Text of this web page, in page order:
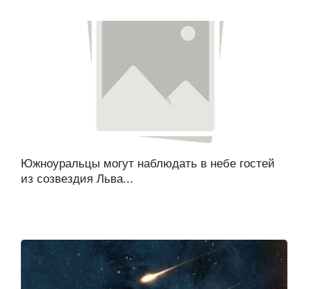
Южноуральцы могут наблюдать в небе гостей
из созвездия Льва...